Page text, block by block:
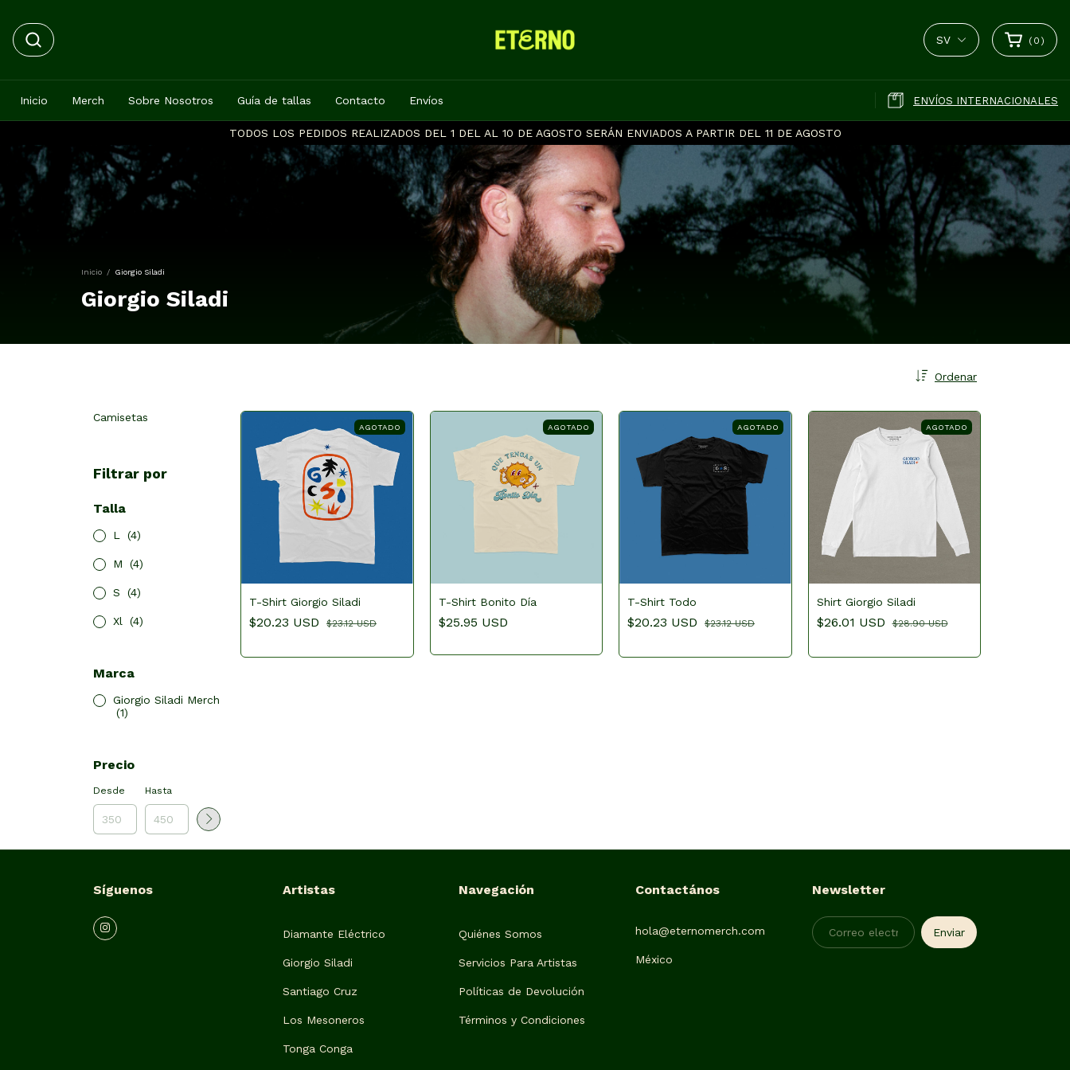
TODOS LOS PEDIDOS REALIZADOS DEL 1 DEL AL 10 DE AGOSTO SERÁN ENVIADOS A PARTIR DEL 11 DE AGOSTO
SV ( 0 )
Inicio Merch Sobre Nosotros Guía de tallas Contacto Envíos ENVÍOS INTERNACIONALES
Inicio / Giorgio Siladi
Giorgio Siladi
Ordenar
Camisetas
Filtrar por
Talla
L (4)
M (4)
S (4)
Xl (4)
Marca
Giorgio Siladi Merch
(1)
Precio
Desde Hasta
AGOTADO
T-Shirt Giorgio Siladi
$20.23 USD $23.12 USD
AGOTADO
T-Shirt Bonito Día
$25.95 USD
AGOTADO
T-Shirt Todo
$20.23 USD $23.12 USD
AGOTADO
Shirt Giorgio Siladi
$26.01 USD $28.90 USD
Síguenos Artistas
Diamante Eléctrico
Giorgio Siladi
Santiago Cruz
Los Mesoneros
Tonga Conga
Navegación
Quiénes Somos
Servicios Para Artistas
Políticas de Devolución
Términos y Condiciones
Contactános
hola@eternomerch.com
México
Newsletter